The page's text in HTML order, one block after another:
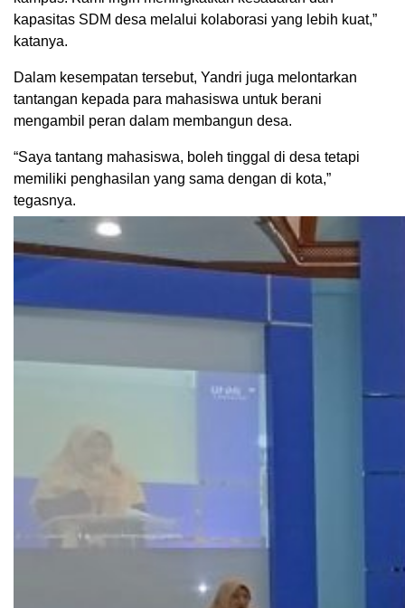
kapasitas SDM desa melalui kolaborasi yang lebih kuat,”
katanya.
Dalam kesempatan tersebut, Yandri juga melontarkan
tantangan kepada para mahasiswa untuk berani
mengambil peran dalam membangun desa.
“Saya tantang mahasiswa, boleh tinggal di desa tetapi
memiliki penghasilan yang sama dengan di kota,”
tegasnya.